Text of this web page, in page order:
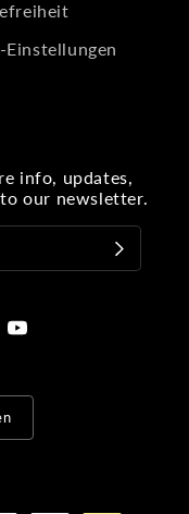
Einstellungen
info, updates,
our newsletter.
YouTube